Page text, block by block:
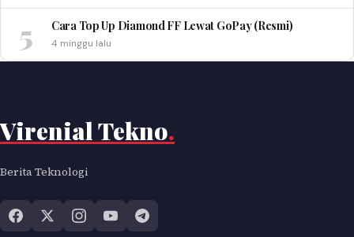
5 Cara Top Up Diamond FF Lewat GoPay (Resmi)
4 minggu lalu
Virenial Tekno.
Berita Teknologi